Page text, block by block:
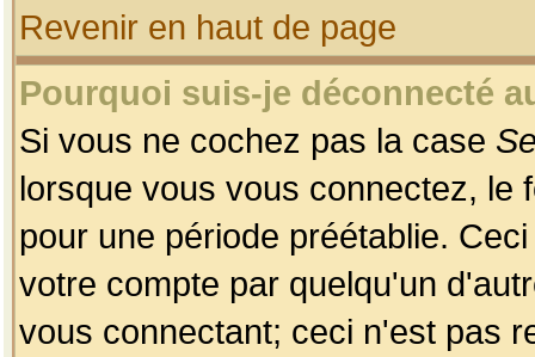
Revenir en haut de page
Pourquoi suis-je déconnecté
Si vous ne cochez pas la case
lorsque vous vous connectez, le
pour une période préétablie.
votre compte par quelqu'un
vous connectant; ceci n'est pas